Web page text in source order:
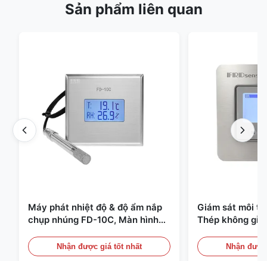
Sản phẩm liên quan
Máy phát nhiệt độ & độ ẩm nắp
chụp nhúng FD-10C, Màn hình
Nhận được giá tốt nhất
Giám sát môi
Thép không gỉ
Phát hiện Khói
Nhận